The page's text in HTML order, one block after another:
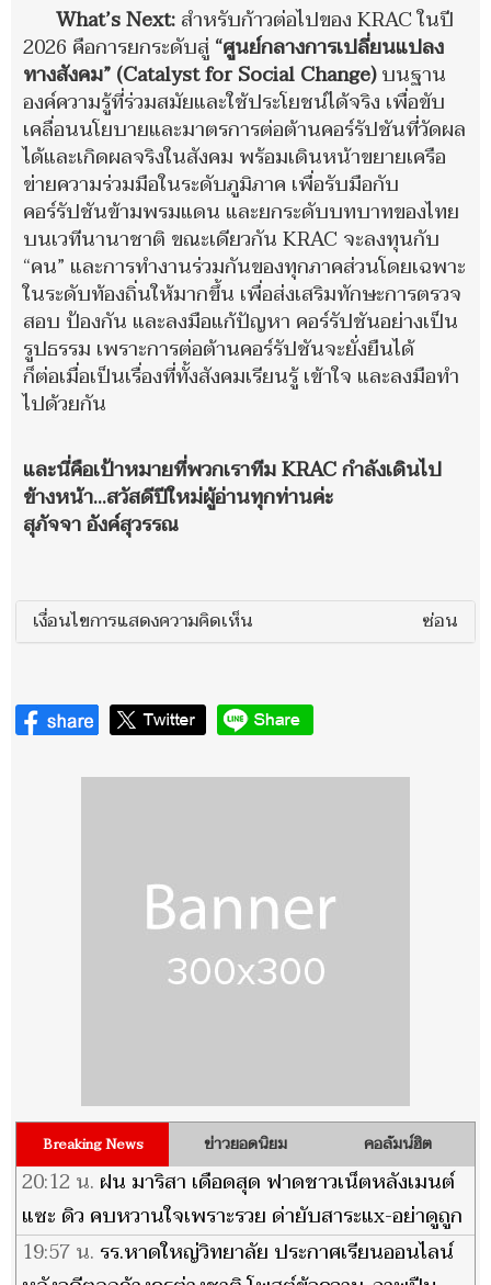
What’s Next:สำหรับก้าวต่อไปของ KRAC ในปี
2026 คือการยกระดับสู่“ศูนย์กลางการเปลี่ยนแปลง
ทางสังคม” (Catalyst for Social Change)บนฐาน
องค์ความรู้ที่ร่วมสมัยและใช้ประโยชน์ได้จริง เพื่อขับ
เคลื่อนนโยบายและมาตรการต่อต้านคอร์รัปชันที่วัดผล
ได้และเกิดผลจริงในสังคม พร้อมเดินหน้าขยายเครือ
ข่ายความร่วมมือในระดับภูมิภาค เพื่อรับมือกับ
คอร์รัปชันข้ามพรมแดน และยกระดับบทบาทของไทย
บนเวทีนานาชาติ ขณะเดียวกัน KRAC จะลงทุนกับ
“คน” และการทำงานร่วมกันของทุกภาคส่วนโดยเฉพาะ
ในระดับท้องถิ่นให้มากขึ้น เพื่อส่งเสริมทักษะการตรวจ
สอบ ป้องกัน และลงมือแก้ปัญหา คอร์รัปชันอย่างเป็น
รูปธรรม เพราะการต่อต้านคอร์รัปชันจะยั่งยืนได้
ก็ต่อเมื่อเป็นเรื่องที่ทั้งสังคมเรียนรู้ เข้าใจ และลงมือทำ
ไปด้วยกัน
และนี่คือเป้าหมายที่พวกเราทีม KRAC กำลังเดินไป
ข้างหน้า…สวัสดีปีใหม่ผู้อ่านทุกท่านค่ะ
สุภัจจา อังค์สุวรรณ
เงื่อนไขการแสดงความคิดเห็น ซ่อน
Breaking News ข่าวยอดนิยม คอลัมน์ฮิต
20:12 น. ฝน มาริสา เดือดสุด ฟาดชาวเน็ตหลังเมนต์
แซะ ดิว คบหวานใจเพราะรวย ด่ายับสาระแx-อย่าดูถูก
คนอื่น
19:57 น. รร.หาดใหญ่วิทยาลัย ประกาศเรียนออนไลน์